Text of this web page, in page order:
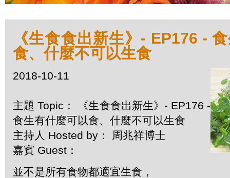
《生食食出新生》- EP176 -
食、什麼不可以生食
2018-10-11
主題 Topic： 《生食食出新生》- EP176 -
食生有什麼可以食、什麼不可以生食
主持人 Hosted by： 周兆祥博士
嘉賓 Guest：
並不是所有食物都適宜生食，